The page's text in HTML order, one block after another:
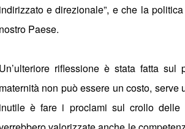
indirizzato e direzionale”, e che la
nostro Paese.
Un’ulteriore riflessione è stata fatta
maternità non può essere un costo,
inutile è fare i proclami sul crollo delle